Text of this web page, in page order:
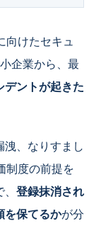
向けたセキュ
企業から、最
デントが起きた
洩、なりすまし
制度の前提を
登録抹消され
を保てるかが分